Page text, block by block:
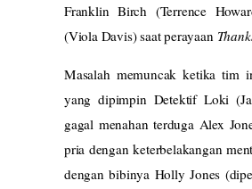
Franklin Birch (Terrence
(Viola Davis) saat perayaan
Masalah memuncak ketika tim
yang dipimpin Detektif Loki
gagal menahan terduga Alex
pria dengan keterbelakangan
dengan bibinya Holly Jones